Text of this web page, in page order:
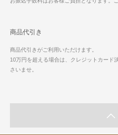
商品代引き
商品代引きがご利用いただけます。
10万円を超える場合は、クレジットカード
さいませ。